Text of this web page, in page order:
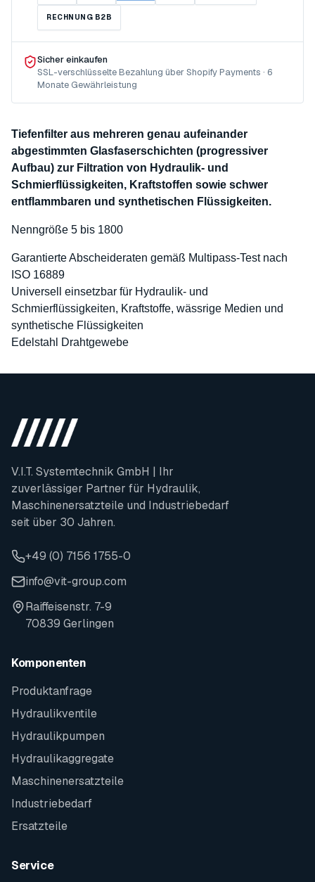
RECHNUNG B2B
Sicher einkaufen
SSL-verschlüsselte Bezahlung über Shopify Payments · 6
Monate Gewährleistung
Tiefenfilter aus mehreren genau aufeinander
abgestimmten Glasfaserschichten (progressiver
Aufbau) zur Filtration von Hydraulik- und
Schmierflüssigkeiten, Kraftstoffen sowie schwer
entflammbaren und synthetischen Flüssigkeiten.
Nenngröße 5 bis 1800
Garantierte Abscheideraten gemäß Multipass-Test nach
ISO 16889
Universell einsetzbar für Hydraulik- und
Schmierflüssigkeiten, Kraftstoffe, wässrige Medien und
synthetische Flüssigkeiten
Edelstahl Drahtgewebe
V.I.T. Systemtechnik GmbH | Ihr
zuverlässiger Partner für Hydraulik,
Maschinenersatzteile und Industriebedarf
seit über 30 Jahren.
+49 (0) 7156 1755-0
info@vit-group.com
Raiffeisenstr. 7-9
70839 Gerlingen
Komponenten
Produktanfrage
Hydraulikventile
Hydraulikpumpen
Hydraulikaggregate
Maschinenersatzteile
Industriebedarf
Ersatzteile
Service